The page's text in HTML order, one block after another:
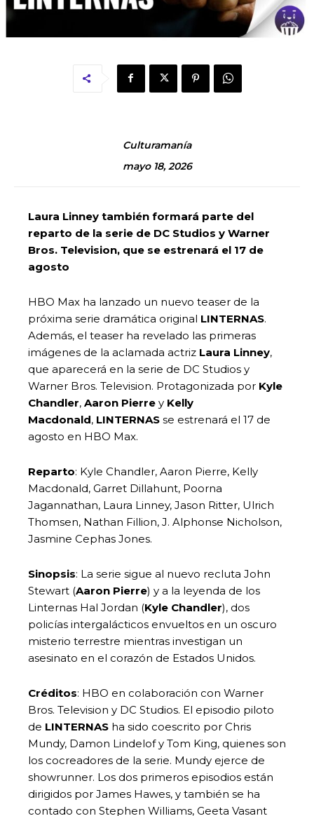
Culturamanía
mayo 18, 2026
Laura Linney también formará parte del
reparto de la serie de DC Studios y Warner
Bros. Television, que se estrenará el 17 de
agosto
HBO Max ha lanzado un nuevo teaser de la
próxima serie dramática original LINTERNAS.
Además, el teaser ha revelado las primeras
imágenes de la aclamada actriz Laura Linney,
que aparecerá en la serie de DC Studios y
Warner Bros. Television. Protagonizada por Kyle
Chandler, Aaron Pierre y Kelly
Macdonald, LINTERNAS se estrenará el 17 de
agosto en HBO Max.
Reparto: Kyle Chandler, Aaron Pierre, Kelly
Macdonald, Garret Dillahunt, Poorna
Jagannathan, Laura Linney, Jason Ritter, Ulrich
Thomsen, Nathan Fillion, J. Alphonse Nicholson,
Jasmine Cephas Jones.
Sinopsis: La serie sigue al nuevo recluta John
Stewart (Aaron Pierre) y a la leyenda de los
Linternas Hal Jordan (Kyle Chandler), dos
policías intergalácticos envueltos en un oscuro
misterio terrestre mientras investigan un
asesinato en el corazón de Estados Unidos.
Créditos: HBO en colaboración con Warner
Bros. Television y DC Studios. El episodio piloto
de LINTERNAS ha sido coescrito por Chris
Mundy, Damon Lindelof y Tom King, quienes son
los cocreadores de la serie. Mundy ejerce de
showrunner. Los dos primeros episodios están
dirigidos por James Hawes, y también se ha
contado con Stephen Williams, Geeta Vasant